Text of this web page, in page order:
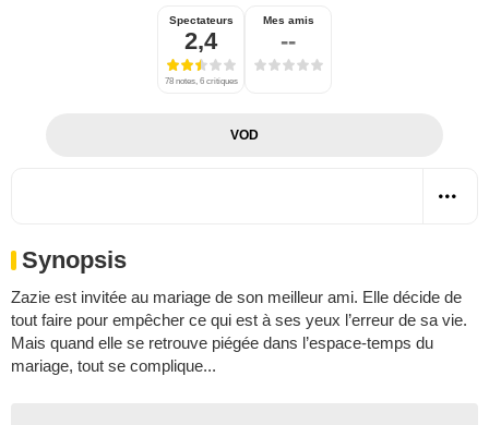
Spectateurs
2,4
78 notes, 6 critiques
Mes amis
--
VOD
Synopsis
Zazie est invitée au mariage de son meilleur ami. Elle décide de
tout faire pour empêcher ce qui est à ses yeux l’erreur de sa vie.
Mais quand elle se retrouve piégée dans l’espace-temps du
mariage, tout se complique...